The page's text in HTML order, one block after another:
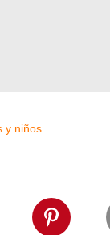
y niños